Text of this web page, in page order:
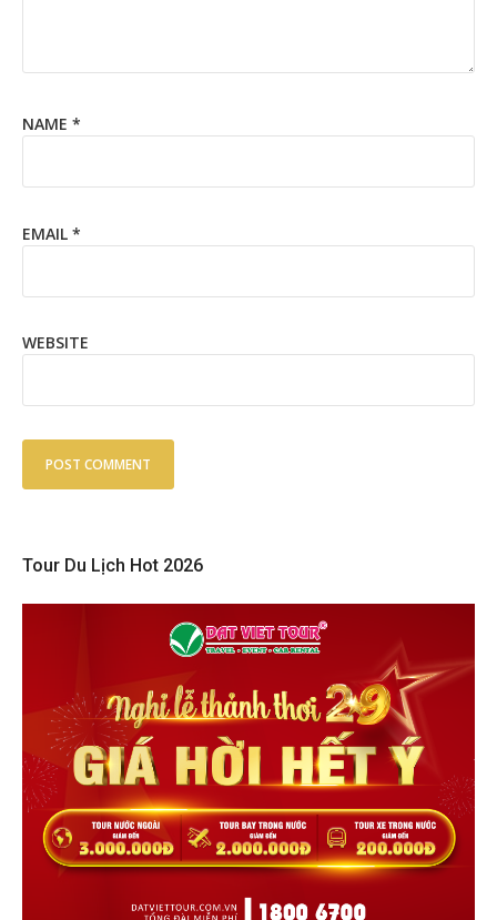
NAME *
EMAIL *
WEBSITE
Tour Du Lịch Hot 2026